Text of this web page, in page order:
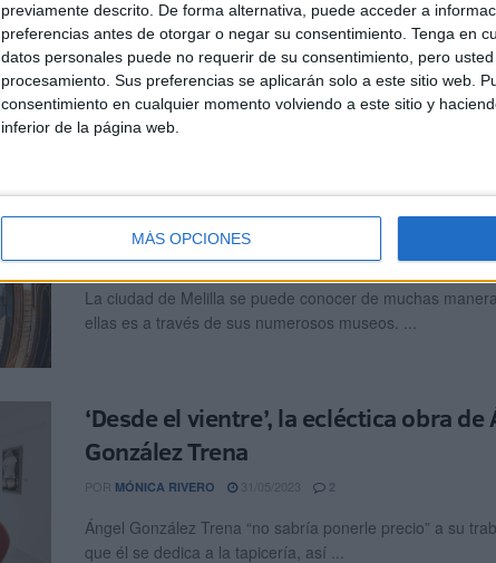
previamente descrito. De forma alternativa, puede acceder a
preferencias antes de otorgar o negar su consentimiento. Tenga en
datos personales puede no requerir de su consentimiento, pero
procesamiento. Sus preferencias se aplicarán solo a este sitio web.
consentimiento en cualquier momento volviendo a este sitio y
inferior de la página web.
MÁS OPCIONES
El Museo Histórico Militar, en pleno
funcionamiento tras obras
ISABEL JIMÉNEZ 13/07/2023 0
El Museo Histórico Militar de Ceuta recupera su actividad
Melilla, una ciudad para ir de museos
POR BEATRIZ MARTÍNEZ 05/07/2023 0
La ciudad de Melilla se puede conocer de muchas
ellas es a través de sus numerosos museos. ...
‘Desde el vientre’, la ecléctica obra de
González Trena
POR MÓNICA RIVERO 2
Ángel González Trena “no sabría ponerle precio” a su
que él se dedica a la tapicería, así ...